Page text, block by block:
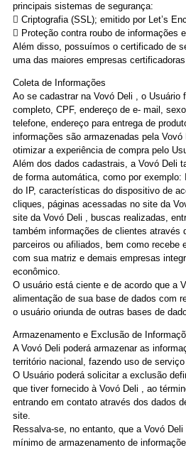
principais sistemas de segurança:
 Criptografia (SSL); emitido por Let’s
 Proteção contra roubo de informações
Além disso, possuímos o certificado de
uma das maiores empresas
Coleta de Informações
Ao se cadastrar na Vovó Deli , o Usuário
completo, CPF, endereço de e- mail,
telefone, endereço para entrega de
informações são armazenadas pela
otimizar a experiência de compra pelo
Além dos dados cadastrais, a Vovó Deli
de forma automática, como por exemplo:
do IP, características do dispositivo de
cliques, páginas acessadas no site da
site da Vovó Deli , buscas realizadas,
também informações de clientes através
parceiros ou afiliados, bem como recebe
com sua matriz e demais empresas
econômico.
O usuário está ciente e de acordo que a
alimentação de sua base de dados com
o usuário oriunda de outras bases de
Armazenamento e Exclusão de
A Vovó Deli poderá armazenar as
território nacional, fazendo uso de
O Usuário poderá solicitar a exclusão
que tiver fornecido à Vovó Deli , ao
entrando em contato através dos dados
site.
Ressalva-se, no entanto, que a Vovó
mínimo de armazenamento de